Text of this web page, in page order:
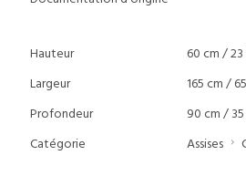
Hauteur 60 cm / 23
Largeur
165 cm /
Profondeur
90 cm /
Catégorie
Assises